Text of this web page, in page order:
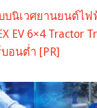
บนิเวศยานยนต์ไ
EV 6×4 Tractor
อนต่ำ [PR]